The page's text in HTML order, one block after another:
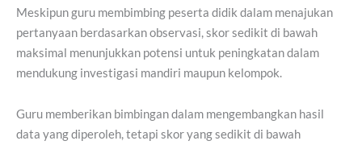
Meskipun guru membimbing peserta didik dalam menajukan
pertanyaan berdasarkan observasi, skor sedikit di bawah
maksimal menunjukkan potensi untuk peningkatan dalam
mendukung investigasi mandiri maupun kelompok.
Guru memberikan bimbingan dalam mengembangkan hasil
data yang diperoleh, tetapi skor yang sedikit di bawah